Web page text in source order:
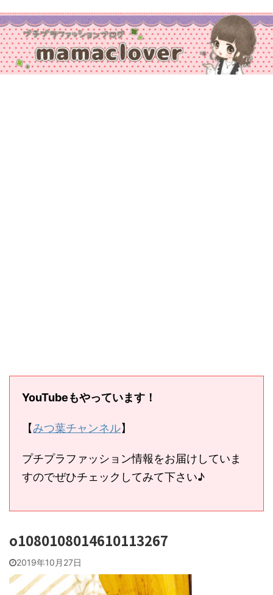
YouTubeもやっています！
【みつ葉チャンネル】
プチプラファッション情報をお届けしていま
すのでぜひチェックしてみて下さい♪
o1080108014610113267
2019年10月27日